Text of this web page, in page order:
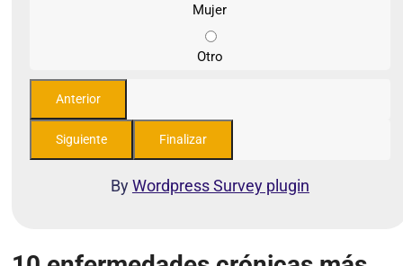
Mujer
Otro
ByWordpress Survey plugin